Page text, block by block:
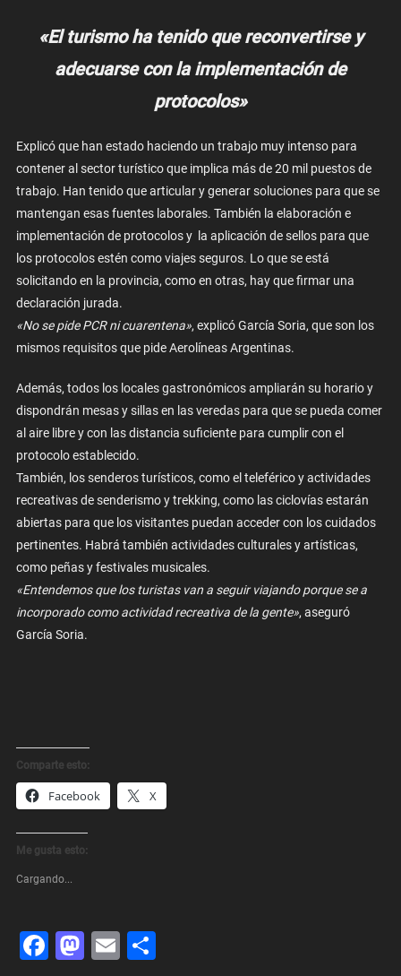
«El turismo ha tenido que reconvertirse y
adecuarse con la implementación de
protocolos»
Explicó que han estado haciendo un trabajo muy intenso para
contener al sector turístico que implica más de 20 mil puestos de
trabajo. Han tenido que articular y generar soluciones para que se
mantengan esas fuentes laborales. También la elaboración e
implementación de protocolos y la aplicación de sellos para que
los protocolos estén como viajes seguros. Lo que se está
solicitando en la provincia, como en otras, hay que firmar una
declaración jurada.
«No se pide PCR ni cuarentena», explicó García Soria, que son los
mismos requisitos que pide Aerolíneas Argentinas.
Además, todos los locales gastronómicos ampliarán su horario y
dispondrán mesas y sillas en las veredas para que se pueda comer
al aire libre y con las distancia suficiente para cumplir con el
protocolo establecido.
También, los senderos turísticos, como el teleférico y actividades
recreativas de senderismo y trekking, como las ciclovías estarán
abiertas para que los visitantes puedan acceder con los cuidados
pertinentes. Habrá también actividades culturales y artísticas,
como peñas y festivales musicales.
«Entendemos que los turistas van a seguir viajando porque se a
incorporado como actividad recreativa de la gente», aseguró
García Soria.
Comparte esto:
Facebook X
Me gusta esto:
Cargando...
Facebook
Mastodon
EmailShare